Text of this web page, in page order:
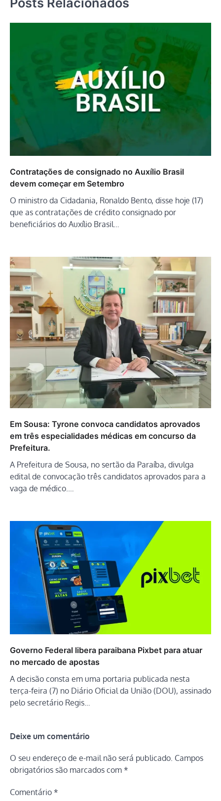
Contratações de consignado no Auxílio Brasil
devem começar em Setembro
O ministro da Cidadania, Ronaldo Bento, disse hoje (17)
que as contratações de crédito consignado por
beneficiários do Auxílio Brasil…
Em Sousa: Tyrone convoca candidatos aprovados
em três especialidades médicas em concurso da
Prefeitura.
A Prefeitura de Sousa, no sertão da Paraíba, divulga
edital de convocação três candidatos aprovados para a
vaga de médico.…
Governo Federal libera paraibana Pixbet para atuar
no mercado de apostas
A decisão consta em uma portaria publicada nesta
terça-feira (7) no Diário Oficial da União (DOU), assinado
pelo secretário Regis…
Deixe um comentário
O seu endereço de e-mail não será publicado. Campos
obrigatórios são marcados com *
Comentário *